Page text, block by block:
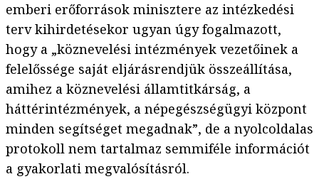
emberi erőforrások minisztere az intézkedési
terv kihirdetésekor ugyan úgy fogalmazott,
hogy a „köznevelési intézmények vezetőinek a
felelőssége saját eljárásrendjük összeállítása,
amihez a köznevelési államtitkárság, a
háttérintézmények, a népegészségügyi központ
minden segítséget megadnak”, de a nyolcoldalas
protokoll nem tartalmaz semmiféle információt
a gyakorlati megvalósításról.